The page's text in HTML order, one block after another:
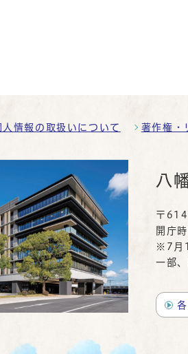
人情報の取扱いについて 著作権・
八
〒
開庁
※7月
一部